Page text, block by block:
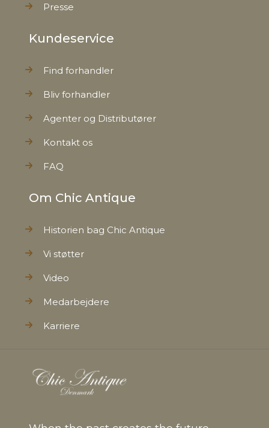
Presse
Kundeservice
Find forhandler
Bliv forhandler
Agenter og Distributører
Kontakt os
FAQ
Om Chic Antique
Historien bag Chic Antique
Vi støtter
Video
Medarbejdere
Karriere